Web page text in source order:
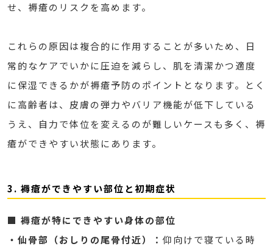
せ、褥瘡のリスクを高めます。
これらの原因は複合的に作用することが多いため、日
常的なケアでいかに圧迫を減らし、肌を清潔かつ適度
に保湿できるかが褥瘡予防のポイントとなります。とく
に高齢者は、皮膚の弾力やバリア機能が低下している
うえ、自力で体位を変えるのが難しいケースも多く、褥
瘡ができやすい状態にあります。
3. 褥瘡ができやすい部位と初期症状
■ 褥瘡が特にできやすい身体の部位
・仙骨部（おしりの尾骨付近）： 仰向けで寝ている時